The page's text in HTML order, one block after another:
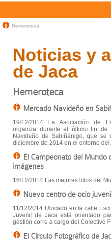
Hemeroteca
Noticias y
de Jaca
Hemeroteca
Mercado Navideño en
19/12/2014 La Asociación de
organiza durante el último fin de
Navideño de Sabiñánigo, que
diciembre de 2014 en el entorno
El Campeonato del Mundo
imágenes
16/12/2014 Las mejores fotos del
Nuevo centro de ocio
11/12/2014 Ubicado en la calle
Juvenil de Jaca está orientado
gestión corre a cargo del Colectivo
El Círculo Fotográfico de